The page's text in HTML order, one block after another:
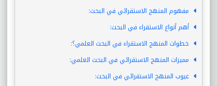
مفهوم المنهج الاستقرائي في البحث:
أهم أنواع الاستقراء في البحث:
خطوات المنهج الاستقراء في البحث العلمي؟:
مميزات المنهج الاستقرائي في البحث العلمي:
عيوب المنهج الاستقرائي في البحث: